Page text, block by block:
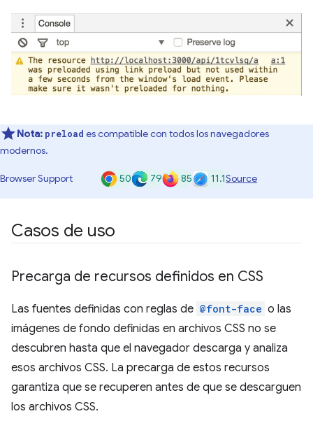
Nota: preload es compatible con todos los navegadores
modernos.
Browser Support 50 79 85 11.1Source
Casos de uso
Precarga de recursos definidos en CSS
Las fuentes definidas con reglas de @font-face o las
imágenes de fondo definidas en archivos CSS no se
descubren hasta que el navegador descarga y analiza
esos archivos CSS. La precarga de estos recursos
garantiza que se recuperen antes de que se descarguen
los archivos CSS.